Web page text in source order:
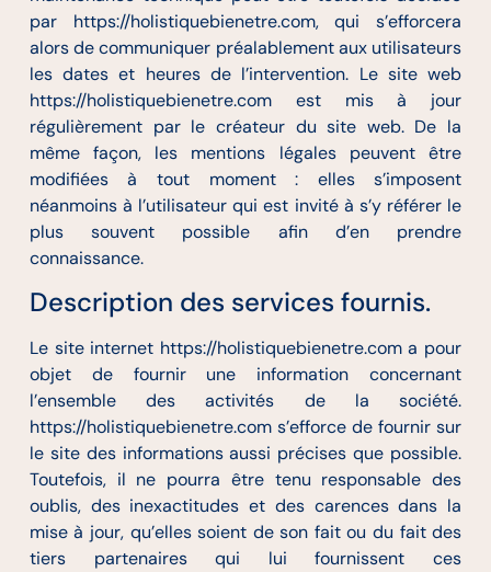
par https://holistiquebienetre.com, qui s’efforcera
alors de communiquer préalablement aux utilisateurs
les dates et heures de l’intervention. Le site web
https://holistiquebienetre.com est mis à jour
régulièrement par le créateur du site web. De la
même façon, les mentions légales peuvent être
modifiées à tout moment : elles s’imposent
néanmoins à l’utilisateur qui est invité à s’y référer le
plus souvent possible afin d’en prendre
connaissance.
Description des services fournis.
Le site internet https://holistiquebienetre.com a pour
objet de fournir une information concernant
l’ensemble des activités de la société.
https://holistiquebienetre.com s’efforce de fournir sur
le site des informations aussi précises que possible.
Toutefois, il ne pourra être tenu responsable des
oublis, des inexactitudes et des carences dans la
mise à jour, qu’elles soient de son fait ou du fait des
tiers partenaires qui lui fournissent ces